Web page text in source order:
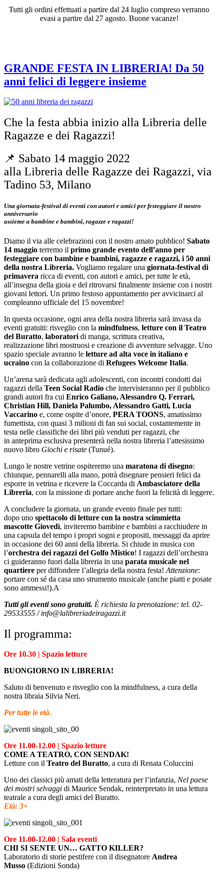
Tutti gli ordini effettuati a partire dal 24 luglio compreso verranno
evasi a partire dal 27 agosto. Buone vacanze!
GRANDE FESTA IN LIBRERIA! Da 50
anni felici di leggere insieme
Che la festa abbia inizio alla Libreria delle
Ragazze e dei Ragazzi!
📌 Sabato 14 maggio 2022
alla Libreria delle Ragazze dei Ragazzi, via
Tadino 53, Milano
Una giornata-festival di eventi con autori e amici per festeggiare il nostro
anniversario
assieme a bambine e bambini, ragazze e ragazzi!
Diamo il via alle celebrazioni con il nostro amato pubblico! Sabato
14 maggio terremo il primo grande evento dell’anno per
festeggiare con bambine e bambini, ragazze e ragazzi, i 50 anni
della nostra Libreria. Vogliamo regalare una giornata-festival di
primavera ricca di eventi, con autori e amici, per tutte le età,
all’insegna della gioia e del ritrovarsi finalmente insieme con i nostri
giovani lettori. Un primo festoso appuntamento per avvicinarci al
compleanno ufficiale del 15 novembre!
In questa occasione, ogni area della nostra libreria sarà invasa da
eventi gratuiti: risveglio con la mindfulness, letture con il Teatro
del Buratto, laboratori di manga, scrittura creativa,
realizzazione libri mostruosi e creazione di avventure selvagge. Uno
spazio speciale avranno le letture ad alta voce in italiano e
ucraino con la collaborazione di Refugees Welcome Italia.
Un’arena sarà dedicata agli adolescenti, con incontri condotti dai
ragazzi della Teen Social Radio che intervisteranno per il pubblico
grandi autori fra cui Enrico Galiano, Alessandro Q. Ferrari,
Christian Hill, Daniela Palumbo, Alessandro Gatti, Lucia
Vaccarino e, come ospite d’onore, PERA TOONS, amatissimo
fumettista, con quasi 3 milioni di fan sui social, costantemente in
testa nelle classifiche dei libri più venduti per ragazzi, che
in anteprima esclusiva presenterà nella nostra libreria l’attesissimo
nuovo libro Giochi e risate (Tunué).
Lungo le nostre vetrine ospiteremo una maratona di disegno:
chiunque, pennarelli alla mano, potrà disegnare pensieri felici da
esporre in vetrina e ricevere la Coccarda di Ambasciatore della
Libreria, con la missione di portare anche fuori la felicità di leggere.
A concludere la giornata, un grande evento finale per tutti:
dopo uno spettacolo di letture con la nostra scimmietta
mascotte Giovedì, inviteremo bambine e bambini a racchiudere in
una capsula del tempo i propri sogni e propositi, messaggi da aprire
in occasione dei 60 anni della libreria. Si chiude in musica con
l’orchestra dei ragazzi del Golfo Mistico! I ragazzi dell’orchestra
ci guideranno fuori dalla libreria in una parata musicale nel
quartiere per diffondere l’allegria della nostra festa! Attenzione:
portare con sé da casa uno strumento musicale (anche piatti e posate
sono ammessi!).A
Tutti gli eventi sono gratuiti. È richiesta la prenotazione: tel. 02-
29533555 / info@lalibreriadeiragazzi.it
Il programma:
Ore 10.30 | Spazio letture
BUONGIORNO IN LIBRERIA!
Saluto di benvenuto e risveglio con la mindfulness, a cura della
nostra libraia Silvia Neri.
Per tutte le età.
Ore 11.00-12.00 | Spazio letture
COME A TEATRO, CON SENDAK!
Letture con il Teatro del Buratto, a cura di Renata Coluccini
Uno dei classici più amati della letteratura per l’infanzia, Nel paese
dei mostri selvaggi di Maurice Sendak, reinterpretato in una lettura
teatrale a cura degli amici del Buratto.
Età: 3+
Ore 11.00-12.00 | Sala eventi
CHI SI SENTE UN… GATTO KILLER?
Laboratorio di storie pestifere con il disegnatore Andrea
Musso (Edizioni Sonda)